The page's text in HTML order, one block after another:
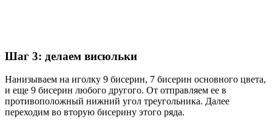
Шаг 3: делаем висюльки
Нанизываем на иголку 9 бисерин, 7 бисерин основного цвета,
и еще 9 бисерин любого другого. От отправляем ее в
противоположный нижний угол треугольника. Далее
переходим во вторую бисерину этого ряда.